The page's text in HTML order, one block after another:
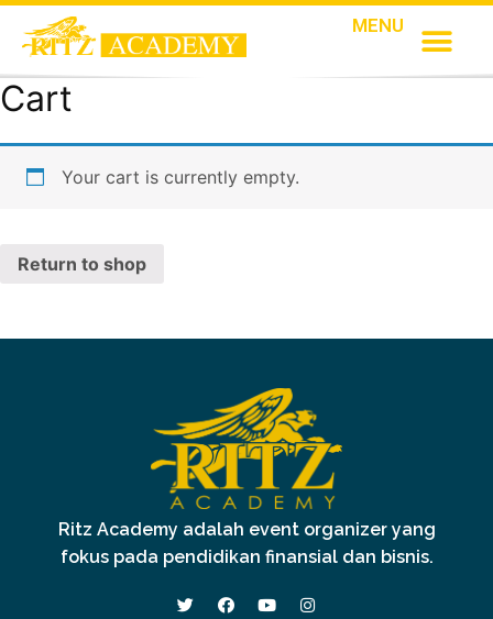
MENU
Cart
Your cart is currently empty.
Return to shop
Ritz Academy adalah event organizer yang
fokus pada pendidikan finansial dan bisnis.